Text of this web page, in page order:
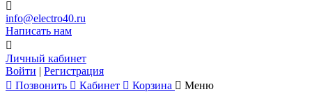
info@electro40.ru
Написать нам
Личный кабинет
Войти | Регистрация
Позвонить
Кабинет Корзина Меню